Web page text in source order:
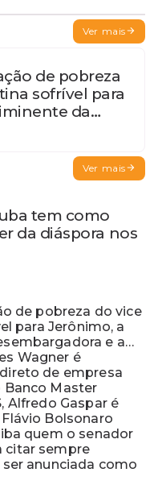
Ver mais
de pobreza
sofrível para
da
do Quinto
Ver mais
tem como
da diáspora nos
de pobreza do vice
para Jerônimo, a
e a
baiano
Wagner é
de empresa
Banco Master
Alfredo Gaspar é
Bolsonaro
quem o senador
citar sempre
anunciada como